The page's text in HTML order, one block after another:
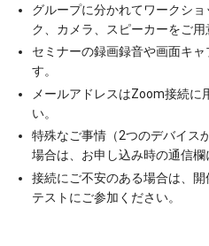
グループに分かれてワークシ
ク、カメラ、スピーカーをご用
セミナーの録画録音や画面キ
す。
メールアドレスはZoom接続に
い。
特殊なご事情（2つのデバイス
場合は、お申し込み時の通信欄
接続にご不安のある場合は、
テストにご参加ください。